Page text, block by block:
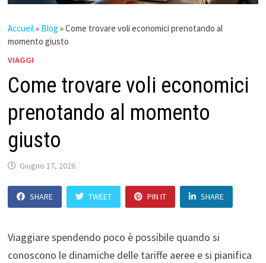
Accueil» Blog »Come trovare voli economici prenotando al
momento giusto
VIAGGI
Come trovare voli economici
prenotando al momento
giusto
Giugno 17, 2026
SHARE TWEET PIN IT SHARE
Viaggiare spendendo poco è possibile quando si
conoscono le dinamiche delle tariffe aeree e si pianifica